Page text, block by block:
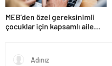
MEB’den özel gereksinimli
çocuklar için kapsamlı aile